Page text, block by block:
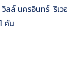
ลล์ นครอินทร์ ริเว
คัน